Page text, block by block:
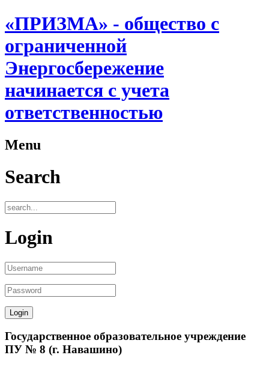
«ПРИЗМА» - общество с
ограниченной
Энергосбережение
начинается с учета
ответственностью
Menu
Search
Login
Государственное образовательное учреждение
ПУ № 8 (г. Навашино)